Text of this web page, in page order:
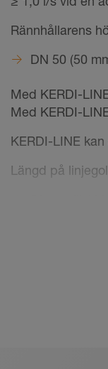
Rännhållarens
DN 50 (50
Med KERDI-
Med KERDI-
KERDI-LINE
Längd på
50 cm till
Själva rännan
Den används
I kombination
tillhörande